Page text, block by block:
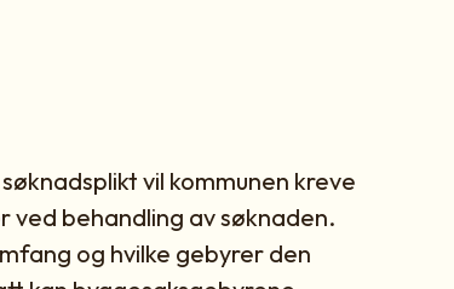
vil kommunen kreve
ved behandling av søknaden.
og hvilke gebyrer den